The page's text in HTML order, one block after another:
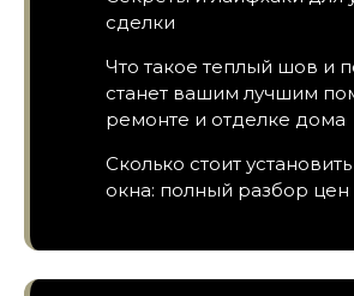
сделки
Что такое теплый шов и
станет вашим лучшим
ремонте и отделке дома
Сколько стоит
окна: полный разбор